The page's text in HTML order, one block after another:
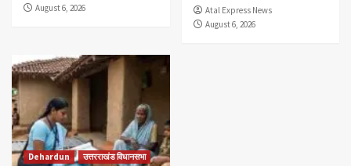
August 6, 2026
Atal Express News
August 6, 2026
Dehardun
उत्तरराखंड विधानसभा